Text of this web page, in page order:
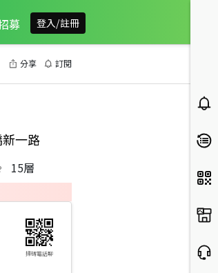
募 登入/註冊
分享 訂閱
一路
15層
掃碼電話聊